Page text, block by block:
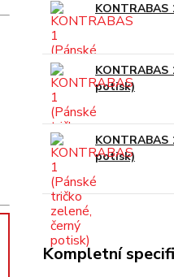
potisk)
potisk)
Kompletní